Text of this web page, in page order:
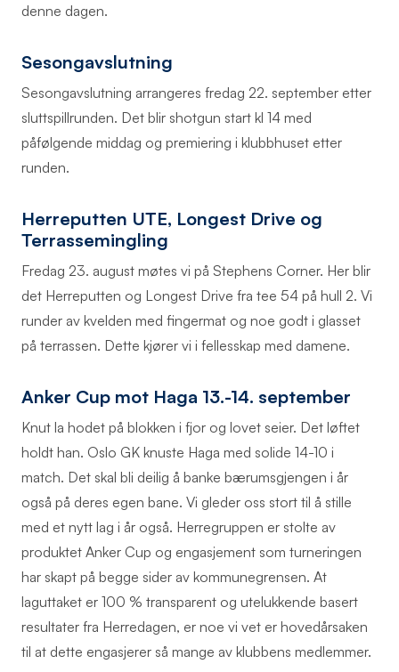
denne dagen.
Sesongavslutning
Sesongavslutning arrangeres fredag 22. september etter
sluttspillrunden. Det blir shotgun start kl 14 med
påfølgende middag og premiering i klubbhuset etter
runden.
Herreputten UTE, Longest Drive og
Terrassemingling
Fredag 23. august møtes vi på Stephens Corner. Her blir
det Herreputten og Longest Drive fra tee 54 på hull 2. Vi
runder av kvelden med fingermat og noe godt i glasset
på terrassen. Dette kjører vi i fellesskap med damene.
Anker Cup mot Haga 13.-14. september
Knut la hodet på blokken i fjor og lovet seier. Det løftet
holdt han. Oslo GK knuste Haga med solide 14-10 i
match. Det skal bli deilig å banke bærumsgjengen i år
også på deres egen bane. Vi gleder oss stort til å stille
med et nytt lag i år også. Herregruppen er stolte av
produktet Anker Cup og engasjement som turneringen
har skapt på begge sider av kommunegrensen. At
laguttaket er 100 % transparent og utelukkende basert
resultater fra Herredagen, er noe vi vet er hovedårsaken
til at dette engasjerer så mange av klubbens medlemmer.